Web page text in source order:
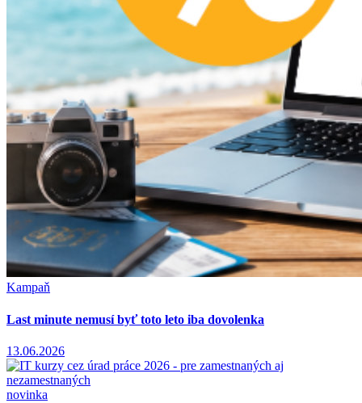
Kampaň
Last minute nemusí byť toto leto iba dovolenka
13.06.2026
novinka